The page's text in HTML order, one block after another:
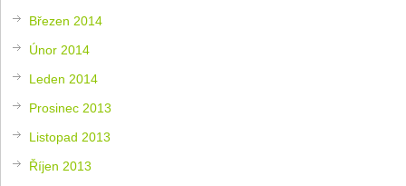
Březen 2014
Únor 2014
Leden 2014
Prosinec 2013
Listopad 2013
Říjen 2013